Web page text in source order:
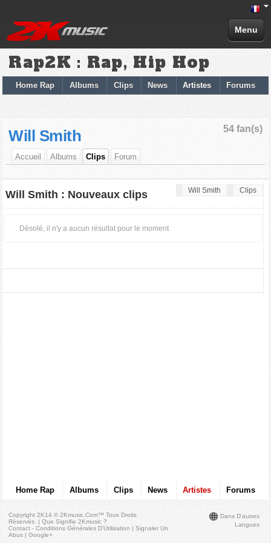
Menu
Rap2K : Rap, Hip Hop
Home Rap Albums Clips News Artistes Forums
54 fan(s)
Will Smith
Accueil Albums Clips Forum
Will Smith Clips
Will Smith : Nouveaux clips
Désolé, il n'y a aucun résultat pour le moment
Home Rap Albums Clips News Artistes Forums
Dans D'autres
Langues
Copyright 2K14 © 2Kmusic.com™Tous Droits
Réservés . |Que Signifie 2Kmusic ?
Contact - Conditions Générales D'Utilisation |Signaler Un
Abus |Google+